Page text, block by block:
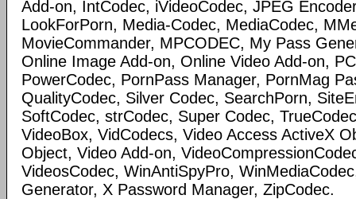
Add-on, IntCodec, iVideoCodec, JPEG
LookForPorn, Media-Codec, MediaCodec,
MovieCommander, MPCODEC, My Pass
Online Image Add-on, Online Video Add-on,
PowerCodec, PornPass Manager, PornMag
QualityCodec, Silver Codec, SearchPorn,
SoftCodec, strCodec, Super Codec,
VideoBox, VidCodecs, Video Access ActiveX
Object, Video Add-on,
VideosCodec, WinAntiSpyPro,
Generator, X Password Manager, ZipCodec.